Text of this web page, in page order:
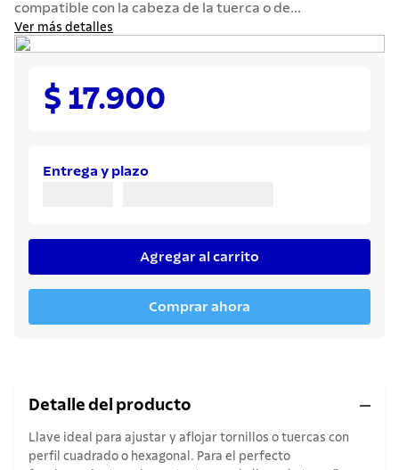
compatible con la cabeza de la tuerca o de...
Ver más detalles
$ 17.900
Entrega y plazo
Agregar al carrito
Comprar ahora
Detalle del producto
Llave ideal para ajustar y aflojar tornillos o tuercas con
perfil cuadrado o hexagonal. Para el perfecto
5.
ollas
juego cuchillos
10. olla